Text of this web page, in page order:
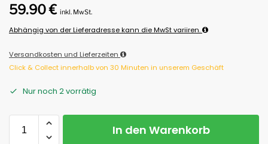
59.90€ inkl. MwSt.
Abhängig von der Lieferadresse kann die MwSt variiren.
Versandkosten und Lieferzeiten
Click & Collect innerhalb von 30 Minuten in unserem Geschäft
Nur noch 2 vorrätig
In den Warenkorb